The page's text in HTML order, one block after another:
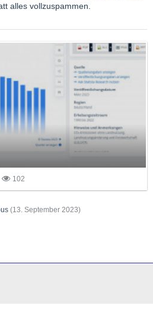
alles vollzuspammen.
102
(13. September 2023)